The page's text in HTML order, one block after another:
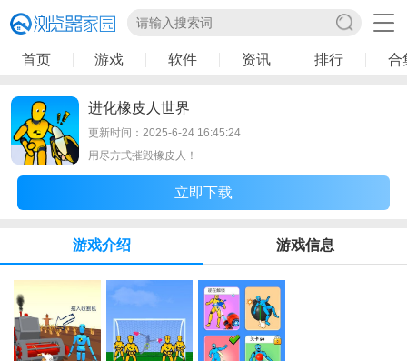
首页 游戏 软件 资讯 排行 合
进化橡皮人世界
更新时间：2025-6-24 16:45:24
用尽方式摧毁橡皮人！
立即下载
游戏介绍 游戏信息